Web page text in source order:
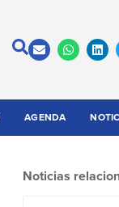
AGENDA
Noticias